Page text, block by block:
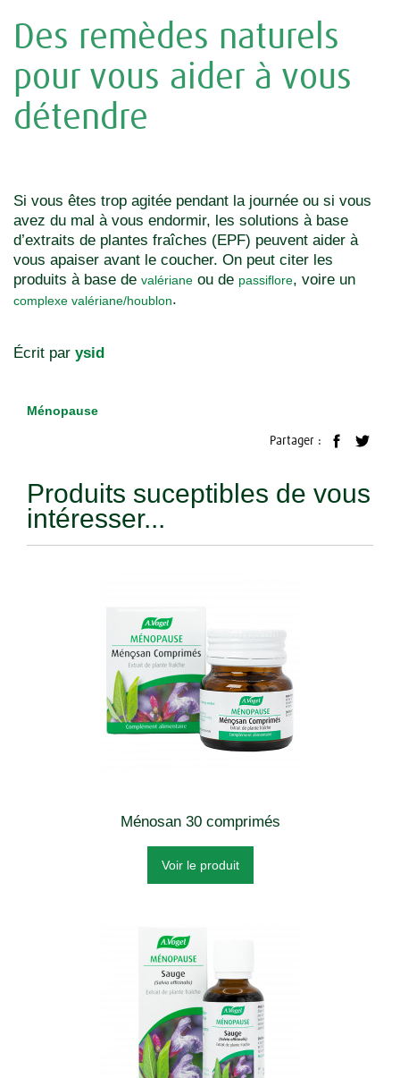
Des remèdes naturels
pour vous aider à vous
détendre
Si vous êtes trop agitée pendant la journée ou si vous
avez du mal à vous endormir, les solutions à base
d’extraits de plantes fraîches (EPF) peuvent aider à
vous apaiser avant le coucher. On peut citer les
produits à base de valériane ou de passiflore, voire un
complexe valériane/houblon.
Écrit par ysid
Ménopause
Partager :
Produits suceptibles de vous
intéresser...
Ménosan 30 comprimés
Voir le produit